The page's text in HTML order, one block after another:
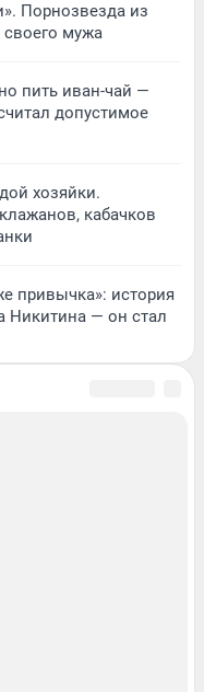
Порнозвезда из
своего мужа
пить иван-чай —
допустимое
хозяйки.
кабачков
привычка»: история
Никитина — он стал